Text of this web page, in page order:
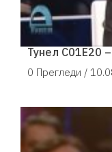
Тунел С01Е20
0 Прегледи /